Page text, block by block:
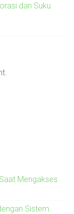
dan Suku
Mengakses
Sistem